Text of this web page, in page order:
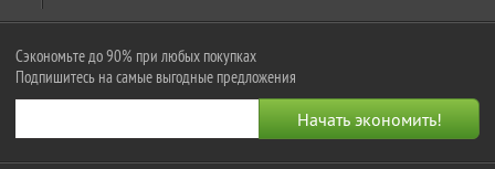
Сэкономьте до 90% при любых покупках
Подпишитесь на самые выгодные предложения